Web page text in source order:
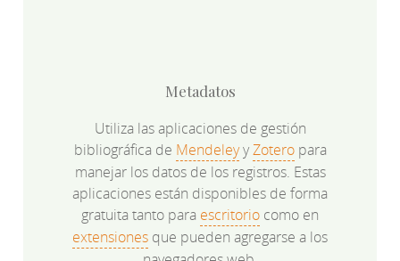
Metadatos
Utiliza las aplicaciones de gestión
bibliográfica de MendeleyyZoteropara
manejar los datos de los registros. Estas
aplicaciones están disponibles de forma
gratuita tanto para escritorio como en
extensiones que pueden agregarse a los